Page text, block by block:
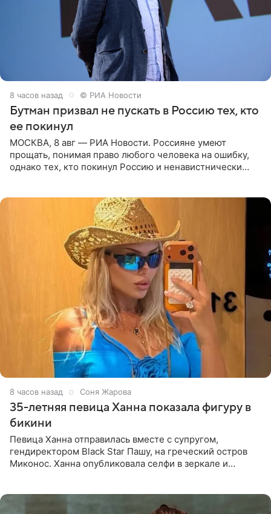
8 часов назад © РИА Новости
Бутман призвал не пускать в Россию тех, кто
ее покинул
МОСКВА, 8 авг — РИА Новости. Россияне умеют
прощать, понимая право любого человека на ошибку,
однако тех, кто покинул Россию и ненавистнически
8 часов назад Соня Жарова
35-летняя певица Ханна показала фигуру в
бикини
Певица Ханна отправилась вместе с супругом,
гендиректором Black Star Пашу, на греческий остров
Миконос. Ханна опубликовала селфи в зеркале и